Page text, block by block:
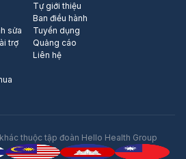
sửa
trợ
Tự giới thiệu
Ban điều hành
Tuyển dụng
Quảng cáo
Liên hệ
thuộc tập đoàn Hello Health Group